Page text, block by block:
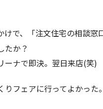
けで、「注文住宅の相談窓
たか？
ーナで即決。翌日来店(笑)
りフェアに行ってよかった。